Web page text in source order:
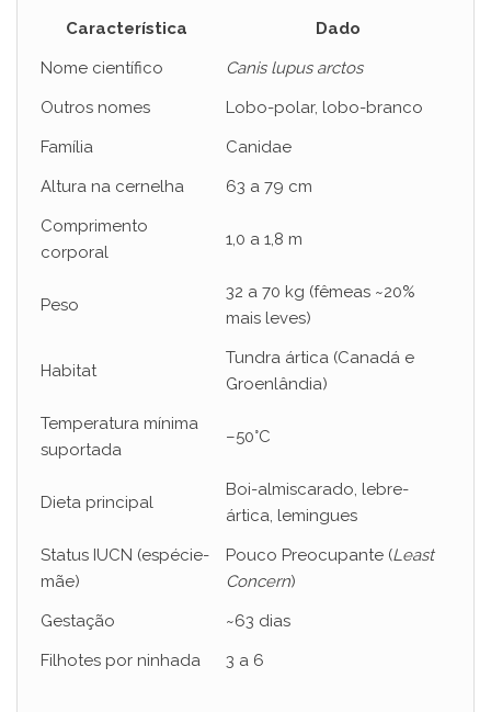
Característica
Dado
Nome científico
Canis lupus arctos
Outros nomes
Lobo-polar, lobo-branco
Família
Canidae
Altura na cernelha
63 a 79 cm
Comprimento
corporal
1,0 a 1,8 m
Peso
32 a 70 kg (fêmeas ~20%
mais leves)
Habitat
Tundra ártica (Canadá e
Groenlândia)
Temperatura mínima
suportada
–50°C
Dieta principal
Boi-almiscarado, lebre-
ártica, lemingues
Status IUCN (espécie-
mãe)
Pouco Preocupante (Least
Concern)
Gestação
~63 dias
Filhotes por ninhada
3 a 6